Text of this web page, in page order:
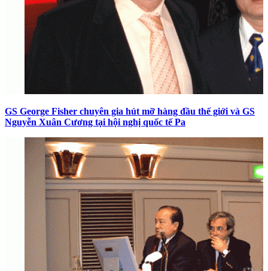
GS George Fisher chuyên gia hút mỡ hàng đầu thế giới và GS
Nguyễn Xuân Cương tại hội nghị quốc tế Pa